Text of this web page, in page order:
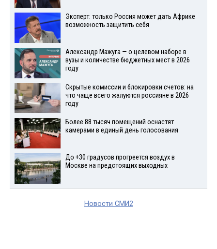
Эксперт: только Россия может дать Африке
возможность защитить себя
Александр Мажуга — о целевом наборе в
вузы и количестве бюджетных мест в 2026
году
Скрытые комиссии и блокировки счетов: на
что чаще всего жалуются россияне в 2026
году
Более 88 тысяч помещений оснастят
камерами в единый день голосования
До +30 градусов прогреется воздух в
Москве на предстоящих выходных
Новости СМИ2